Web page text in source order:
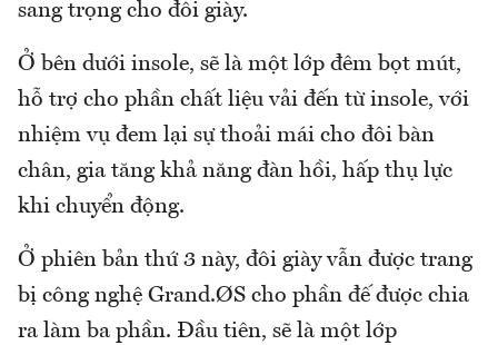
sang trọng cho đôi giày.
Ở bên dưới insole, sẽ là một lớp đêm bọt mút,
hỗ trợ cho phần chất liệu vải đến từ insole, với
nhiệm vụ đem lại sự thoải mái cho đôi bàn
chân, gia tăng khả năng đàn hồi, hấp thụ lực
khi chuyển động.
Ở phiên bản thứ 3 này, đôi giày vẫn được trang
bị công nghệ Grand.ØS cho phần đế được chia
ra làm ba phần. Đầu tiên, sẽ là một lớp